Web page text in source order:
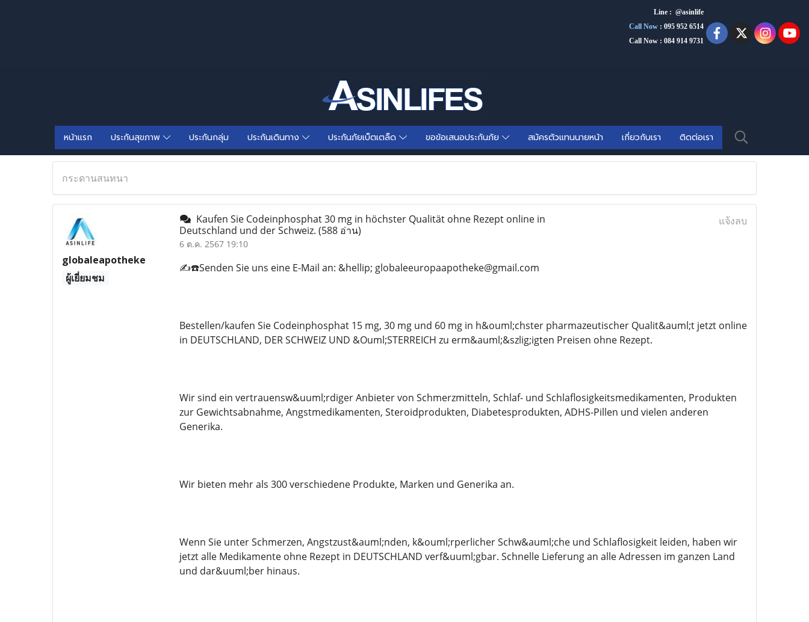
Line : @asinlife
Call Now : 095 952 6514
Call Now : 084 914 9731
หน้าแรก ประกันสุขภาพ ประกันกลุ่ม ประกันเดินทาง ประกันภัยเบ็ตเตล็ด ขอข้อเสนอประกันภัย สมัครตัวแทนนายหน้า เกี่ยวกับเรา ติดต่อเรา
กระดานสนทนา
globaleapotheke
ผู้เยี่ยมชม
Kaufen Sie Codeinphosphat 30 mg in höchster Qualität ohne Rezept online in
Deutschland und der Schweiz. (588 อ่าน)
6 ต.ค. 2567 19:10
แจ้งลบ
✍️☎️Senden Sie uns eine E-Mail an: &hellip; globaleeuropaapotheke@gmail.com
Bestellen/kaufen Sie Codeinphosphat 15 mg, 30 mg und 60 mg in h&ouml;chster pharmazeutischer Qualit&auml;t jetzt online
in DEUTSCHLAND, DER SCHWEIZ UND &Ouml;STERREICH zu erm&auml;&szlig;igten Preisen ohne Rezept.
Wir sind ein vertrauensw&uuml;rdiger Anbieter von Schmerzmitteln, Schlaf- und Schlaflosigkeitsmedikamenten, Produkten
zur Gewichtsabnahme, Angstmedikamenten, Steroidprodukten, Diabetesprodukten, ADHS-Pillen und vielen anderen
Generika.
Wir bieten mehr als 300 verschiedene Produkte, Marken und Generika an.
Wenn Sie unter Schmerzen, Angstzust&auml;nden, k&ouml;rperlicher Schw&auml;che und Schlaflosigkeit leiden, haben wir
jetzt alle Medikamente ohne Rezept in DEUTSCHLAND verf&uuml;gbar. Schnelle Lieferung an alle Adressen im ganzen Land
und dar&uuml;ber hinaus.